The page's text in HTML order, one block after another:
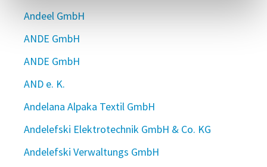
Andeel GmbH
ANDE GmbH
ANDE GmbH
AND e. K.
Andelana Alpaka Textil GmbH
Andelefski Elektrotechnik GmbH & Co. KG
Andelefski Verwaltungs GmbH